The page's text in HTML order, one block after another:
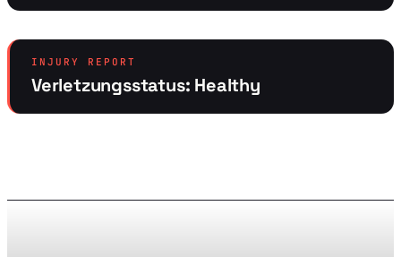
INJURY REPORT
Verletzungsstatus: Healthy